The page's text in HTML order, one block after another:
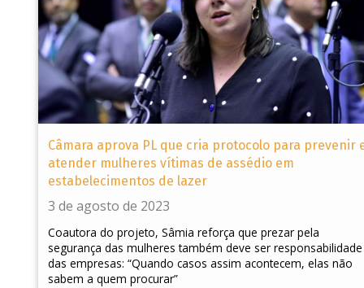
Câmara aprova PL que cria protocolo para prevenir
atender mulheres vítimas de assédio em
estabelecimentos de lazer
3 de agosto de 2023
Coautora do projeto, Sâmia reforça que prezar pela
segurança das mulheres também deve ser responsabilidade
das empresas: “Quando casos assim acontecem, elas não
sabem a quem procurar”